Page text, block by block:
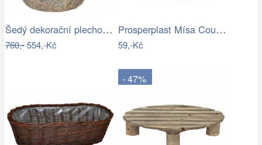
Šedý dekorační plechový džbánek s…
760,-554,-Kč
Prosperplast Mísa Coubi Orchidea…
59,-Kč
- 47%